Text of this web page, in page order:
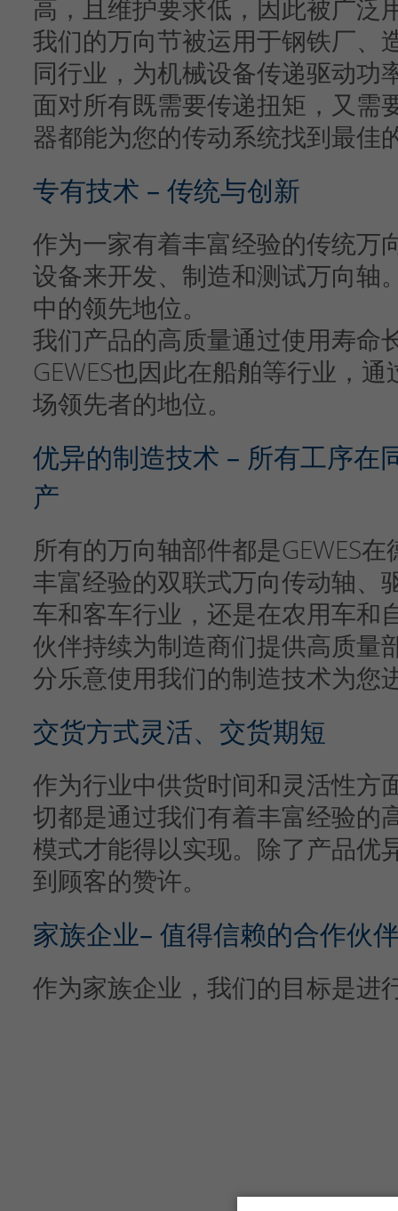
高，且维护要求低，因此被广泛
我们的万向节被运用于钢铁厂、
同行业，为机械设备传递驱动功
面对所有既需要传递扭矩，又需
器都能为您的传动系统找到最佳
专有技术 – 传统与创新
作为一家有着丰富经验的传统万
设备来开发、制造和测试万向轴
中的领先地位。
我们产品的高质量通过使用寿命
GEWES也因此在船舶等行业，
场领先者的地位。
优异的制造技术 – 所有工序在
产
所有的万向轴部件都是GEWES
丰富经验的双联式万向传动轴、
车和客车行业，还是在农用车和
伙伴持续为制造商们提供高质量
分乐意使用我们的制造技术为您
交货方式灵活、交货期短
作为行业中供货时间和灵活性方
切都是通过我们有着丰富经验的
模式才能得以实现。除了产品优
到顾客的赞许。
家族企业– 值得信赖的合作伙
作为家族企业，我们的目标是进